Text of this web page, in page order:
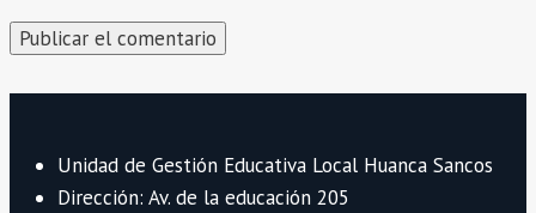
Unidad de Gestión Educativa Local Huanca Sancos
Dirección: Av. de la educación 205